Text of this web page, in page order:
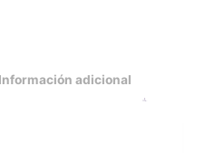
Información adicional